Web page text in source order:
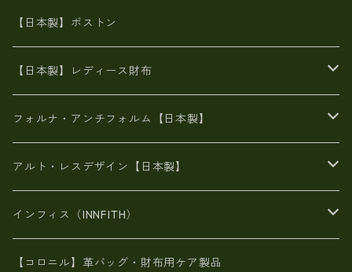
エナメル
がま口
リネン
メタリック
スエード
8号帆布
財布ポシェット
牛革
メタリック
オイルレザー
６号蝋引き帆布
豊岡製品
エナメルクロコ
がま口
斜め掛け
豊岡
豊岡製
牛革
日本製
帆布
【日本製】ボストン
【日本製】レディース財布
二つ折り財布
がま口財布
スペインレザー
長財布
スペインレザー
佐賀牛革
L字ファスナー財布
スペインレザー
ポーチ
フォルナ・アンチフォルム【日本製】
BAG
財布・小物
アルト・レスデザイン【日本製】
BAG
財布・小物
インフィス（INNFITH）
BAG
【コロニル】革バッグ・財布用ケア製品